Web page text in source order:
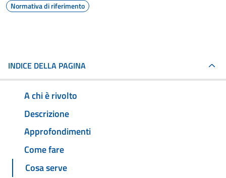
Normativa di riferimento
INDICE DELLA PAGINA
A chi è rivolto
Descrizione
Approfondimenti
Come fare
Cosa serve